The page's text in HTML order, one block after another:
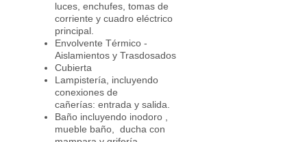
luces, enchufes, tomas de
corriente y cuadro eléctrico
principal.
Envolvente Térmico -
Aislamientos y Trasdosados
Cubierta
Lampistería, incluyendo
conexiones de
cañerías: entrada y salida.
Baño incluyendo inodoro ,
mueble baño, ducha con